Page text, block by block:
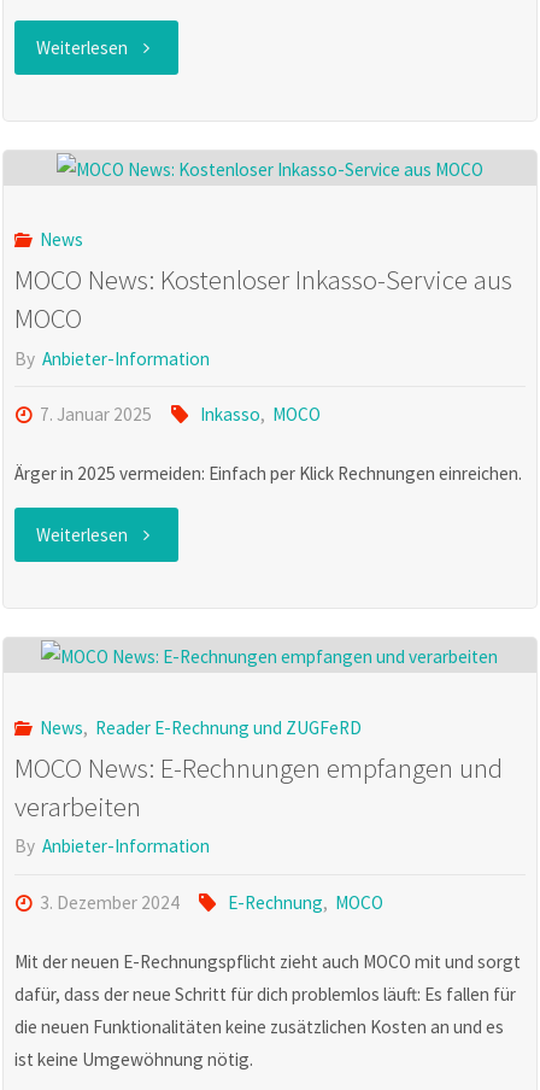
Weiterlesen "MOCO
Rückblick
News
MOCO News: Kostenloser Inkasso-Service aus
MOCO
By Anbieter-Information
7. Januar 2025 Inkasso, MOCO
Ärger in 2025 vermeiden: Einfach per Klick Rechnungen einreichen.
Weiterlesen "MOCO
Kostenloser
MOCO"
News, Reader E-Rechnung und ZUGFeRD
MOCO News: E-Rechnungen empfangen und
verarbeiten
By Anbieter-Information
3. Dezember 2024 E-Rechnung, MOCO
Mit der neuen E-Rechnungspflicht zieht auch MOCO mit und sorgt
dafür, dass der neue Schritt für dich problemlos läuft: Es fallen für
die neuen Funktionalitäten keine zusätzlichen Kosten an und es
ist keine Umgewöhnung nötig.